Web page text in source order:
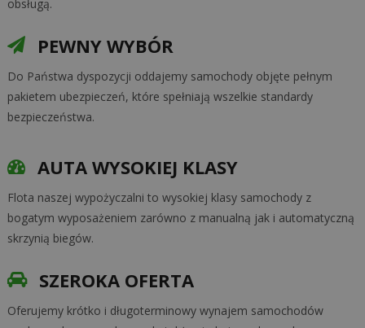
obsługą.
PEWNY WYBÓR
Do Państwa dyspozycji oddajemy samochody objęte pełnym
pakietem ubezpieczeń, które spełniają wszelkie standardy
bezpieczeństwa.
AUTA WYSOKIEJ KLASY
Flota naszej wypożyczalni to wysokiej klasy samochody z
bogatym wyposażeniem zarówno z manualną jak i automatyczną
skrzynią biegów.
SZEROKA OFERTA
Oferujemy krótko i długoterminowy wynajem samochodów